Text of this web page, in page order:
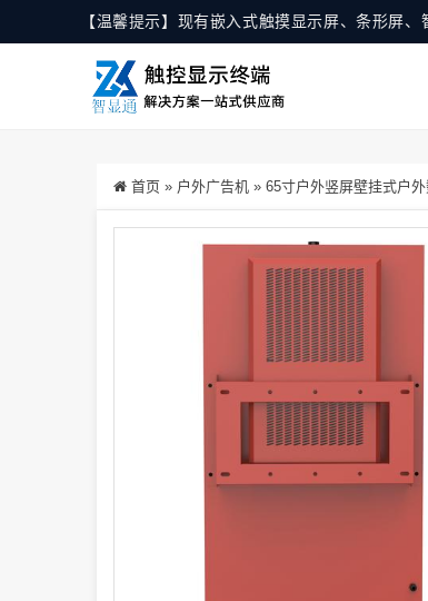
【温馨提示】现有嵌入式触摸显示屏、条形屏
首页 » 户外广告机 » 65寸户外竖屏壁挂式户